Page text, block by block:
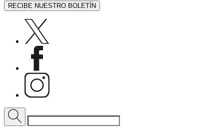
RECIBE NUESTRO BOLETÍN